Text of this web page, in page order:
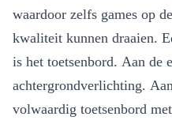
waardoor zelfs games op
kwaliteit kunnen draaien.
is het toetsenbord. Aan de
achtergrondverlichting.
volwaardig toetsenbord